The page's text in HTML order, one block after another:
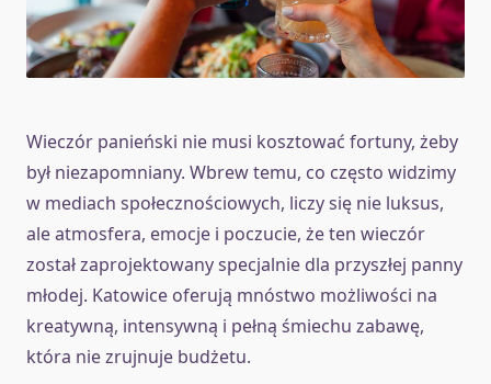
Wieczór panieński nie musi kosztować fortuny, żeby
był niezapomniany. Wbrew temu, co często widzimy
w mediach społecznościowych, liczy się nie luksus,
ale atmosfera, emocje i poczucie, że ten wieczór
został zaprojektowany specjalnie dla przyszłej panny
młodej. Katowice oferują mnóstwo możliwości na
kreatywną, intensywną i pełną śmiechu zabawę,
która nie zrujnuje budżetu.